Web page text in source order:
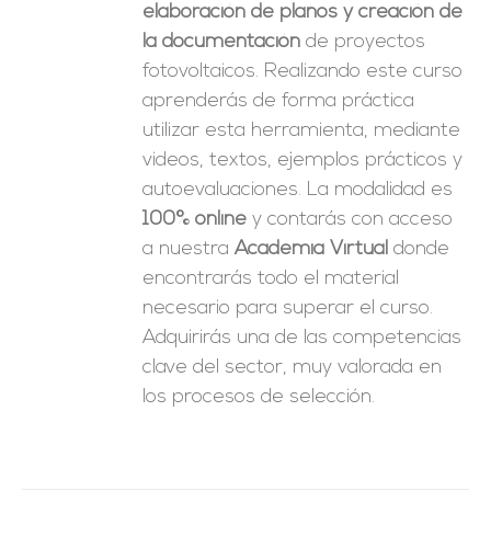
elaboración de planos y creación de
la documentación de proyectos
fotovoltaicos. Realizando este curso
aprenderás de forma práctica
utilizar esta herramienta, mediante
videos, textos, ejemplos prácticos y
autoevaluaciones. La modalidad es
100% online y contarás con acceso
a nuestraAcademia Virtual donde
encontrarás todo el material
necesario para superar el curso.
Adquirirás una de las competencias
clave del sector, muy valorada en
los procesos de selección.